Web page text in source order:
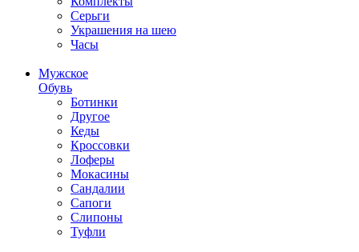
Серьги
Украшения на шею
Часы
Мужское
Обувь
Ботинки
Другое
Кеды
Кроссовки
Лоферы
Мокасины
Сандалии
Сапоги
Слипоны
Туфли